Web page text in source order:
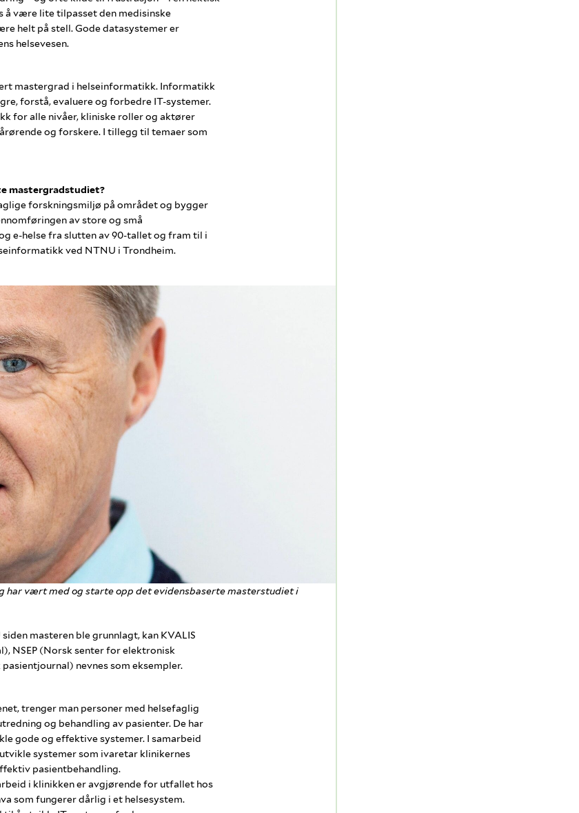
å være lite tilpasset den medisinske
helt på stell. Gode datasystemer er
helsevesen.
mastergrad i helseinformatikk. Informatikk
forstå, evaluere og forbedre IT-systemer.
for alle nivåer, kliniske roller og aktører
og forskere. I tillegg til temaer som
mastergradstudiet?
forskningsmiljø på området og bygger
av store og små
e-helse fra slutten av 90-tallet og fram til i
ved NTNU i Trondheim.
har vært med og starte opp det evidensbaserte masterstudiet i
masteren ble grunnlagt, kan KVALIS
NSEP (Norsk senter for elektronisk
nevnes som eksempler.
trenger man personer med helsefaglig
og behandling av pasienter. De har
gode og effektive systemer. I samarbeid
systemer som ivaretar klinikernes
pasientbehandling.
i klinikken er avgjørende for utfallet hos
som fungerer dårlig i et helsesystem.